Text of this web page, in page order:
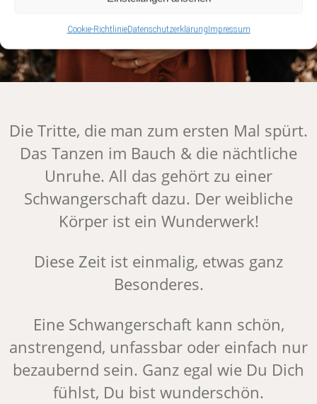
Cookie-RichtlinieDatenschutzerklärungImpressum
Die Tritte, die man zum ersten Mal spürt.
Das Tanzen im Bauch & die nächtliche
Unruhe. All das gehört zu einer
Schwangerschaft dazu. Der weibliche
Körper ist ein Wunderwerk!
Diese Zeit ist einmalig, etwas ganz
Besonderes.
Eine Schwangerschaft kann schön,
anstrengend, unfassbar oder einfach nur
bezaubernd sein. Ganz egal wie Du Dich
fühlst, Du bist wunderschön.